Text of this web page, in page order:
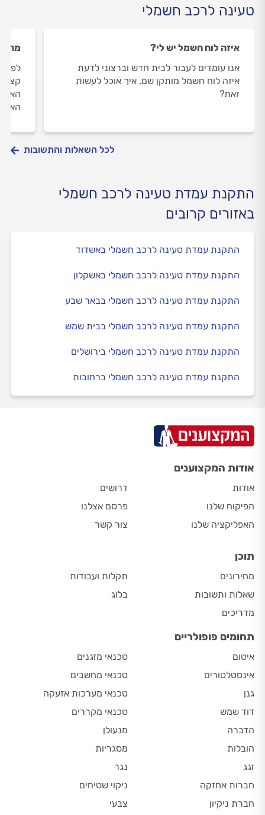
טעינה לרכב חשמלי
איזה לוח חשמל יש לי?
אנו עומדים לעבור לבית חדש וברצוני לדעת
איזה לוח חשמל מותקן שם. איך אוכל לעשות
זאת?
מה
קצר.
לכל השאלות והתשובות
התקנת עמדת טעינה לרכב חשמלי
באזורים קרובים
התקנת עמדת טעינה לרכב חשמלי באשדוד
התקנת עמדת טעינה לרכב חשמלי באשקלון
התקנת עמדת טעינה לרכב חשמלי בבאר שבע
התקנת עמדת טעינה לרכב חשמלי בבית שמש
התקנת עמדת טעינה לרכב חשמלי בירושלים
התקנת עמדת טעינה לרכב חשמלי ברחובות
אודות המקצוענים
אודות
הפיקוח שלנו
האפליקציה שלנו
דרושים
פרסם אצלנו
צור קשר
תוכן
מחירונים
שאלות ותשובות
מדריכים
תקלות ועבודות
בלוג
תחומים פופולריים
איטום
אינסטלטורים
גנן
דוד שמש
הדברה
הובלות
זגג
חברות אחזקה
חברת ניקיון
טכנאי מזגנים
טכנאי מחשבים
טכנאי מערכות אזעקה
טכנאי מקררים
מנעולן
מסגריות
נגר
ניקוי שטיחים
צבעי